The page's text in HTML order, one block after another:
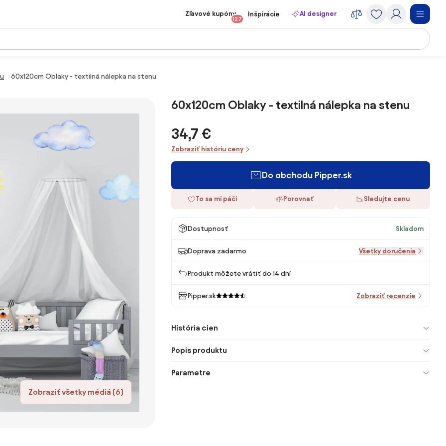
Zľavové kupóny
127
Inšpirácie AI designer
60x120cm Oblaky - textilná nálepka na stenu
Zobraziť všetky médiá (6)
60x120cm Oblaky - textilná nálepka na stenu
34,7 €
Zobraziť históriu ceny
Do obchodu Pipper.sk
To sa mi páči Porovnať Sledujte cenu
Dostupnosť Skladom
Doprava zadarmo Všetky doručenia
Produkt môžete vrátiť do 14 dní
Pipper.sk Zobraziť recenzie
História cien
Popis produktu
Parametre